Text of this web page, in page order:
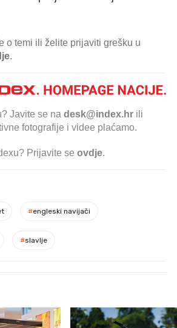
o temi ili želite prijaviti grešku u
.
Javite se na desk@index.hr ili
fotografije i videe plaćamo.
Prijavite se ovdje.
#engleski navijači
#slavlje